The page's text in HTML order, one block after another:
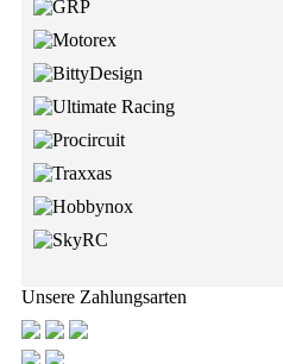
Unsere Zahlungsarten